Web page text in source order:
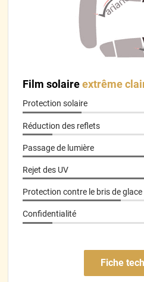
Pose difficile sur la première vitre
lorsqu’on a compris le
Il y a 460 jours
rien a redire tres bien
*****Il y a 466 jours
*****
Je recommande Article bien
nickel Très Facile a appliquer Je
Il y a 490 jours
*****
elever et mettre du bon côté la vitre
Il y a 491 jours
Film solaireextrême
Protection solaire
Réduction des reflets
Passage de lumière
Rejet des UV
Protection contre le bris de glace
Confidentialité
Fiche